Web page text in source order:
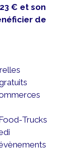
€ et son
de
Trucks